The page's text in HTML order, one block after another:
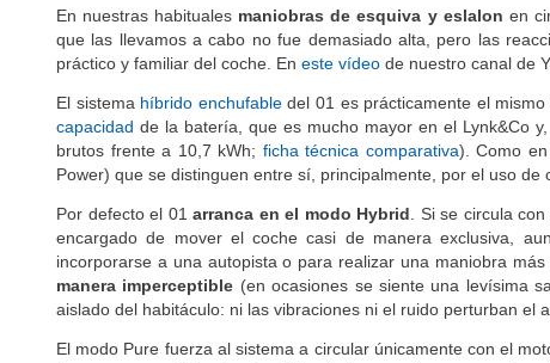
En nuestras habituales maniobras de esquiva y eslalon en
que las llevamos a cabo no fue demasiado alta, pero las
práctico y familiar del coche. En este vídeo de nuestro canal de
El sistema híbrido enchufabledel 01 es prácticamente el mismo
capacidad de la batería, que es mucho mayor en el Lynk&Co
brutos frente a 10,7 kWh; ficha técnica comparativa). Como
Power) que se distinguen entre sí, principalmente, por el uso
Por defecto el 01 arranca en el modo Hybrid. Si se circula
encargado de mover el coche casi de manera exclusiva,
incorporarse a una autopista o para realizar una maniobra
manera imperceptible (en ocasiones se siente una levísima
aislado del habitáculo: ni las vibraciones ni el ruido perturban
El modo Pure fuerza al sistema a circular únicamente con el